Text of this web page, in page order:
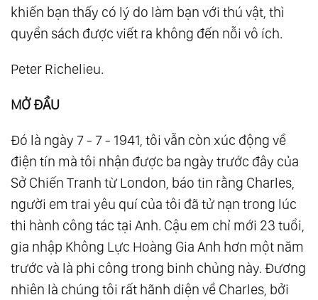
khiến bạn thấy có lý do làm bạn với thú vật, thì
quyển sách được viết ra không đến nỗi vô ích.
Peter Richelieu.
MỞ ĐẦU
Đó là ngày 7 - 7 - 1941, tôi vẫn còn xúc động về
điện tín mà tôi nhận được ba ngày trước đây của
Sở Chiến Tranh từ London, báo tin rằng Charles,
người em trai yêu quí của tôi đã tử nạn trong lúc
thi hành công tác tại Anh. Cậu em chỉ mới 23 tuổi,
gia nhập Không Lực Hoàng Gia Anh hơn một năm
trước và là phi công trong binh chủng này. Đương
nhiên là chúng tôi rất hãnh diện về Charles, bởi